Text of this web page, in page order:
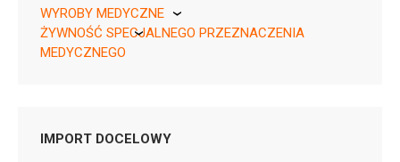
30 tabl.
05900411011174 ¦ Rp ¦ 157719
60 tabl.
WYROBY MEDYCZNE
KikGel
ŻYWNOŚĆ SPECJALNEGO PRZEZNACZENIA
MEDYCZNEGO
IMPORT DOCELOWY